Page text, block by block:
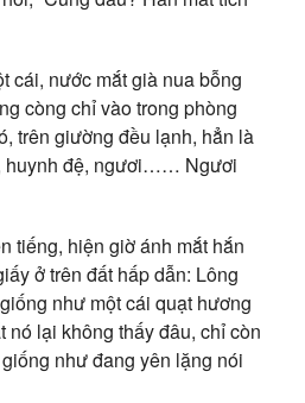
cái, nước mắt già nua bỗng
còng chỉ vào trong phòng
trên giường đều lạnh, hẳn là
huynh đệ, ngươi…… Ngươi
tiếng, hiện giờ ánh mắt hắn
ở trên đất hấp dẫn: Lông
như một cái quạt hương
nó lại không thấy đâu, chỉ còn
như đang yên lặng nói